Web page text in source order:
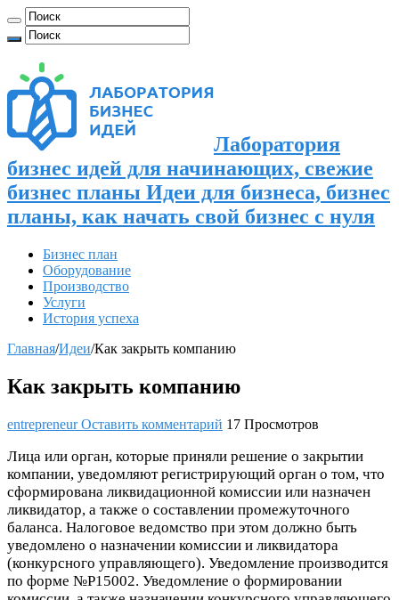
Лаборатория
бизнес идей для начинающих, свежие
бизнес планы Идеи для бизнеса, бизнес
планы, как начать свой бизнес с нуля
Бизнес план
Оборудование
Производство
Услуги
История успеха
Главная/Идеи/Как закрыть компанию
Как закрыть компанию
entrepreneurОставить комментарий 17 Просмотров
Лица или орган, которые приняли решение о закрытии
компании, уведомляют регистрирующий орган о том, что
сформирована ликвидационной комиссии или назначен
ликвидатор, а также о составлении промежуточного
баланса. Налоговое ведомство при этом должно быть
уведомлено о назначении комиссии и ликвидатора
(конкурсного управляющего). Уведомление производится
по форме №Р15002. Уведомление о формировании